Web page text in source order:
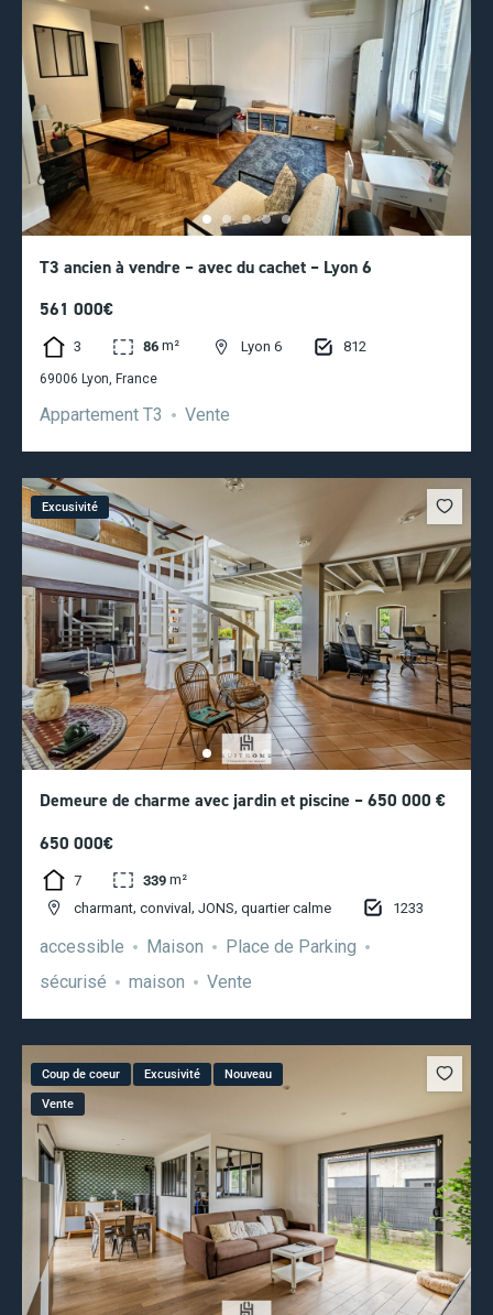
T3 ancien à vendre – avec du cachet – Lyon 6
561 000€
3 86 m² Lyon 6 812
69006 Lyon, France
Appartement T3 Vente
Excusivité
Demeure de charme avec jardin et piscine – 650 000 €
650 000€
7 339 m²
charmant ,convival ,JONS ,quartier calme 1233
accessible Maison
Place de Parking
sécurisé
maison Vente
Coup de coeur Excusivité Nouveau
Vente